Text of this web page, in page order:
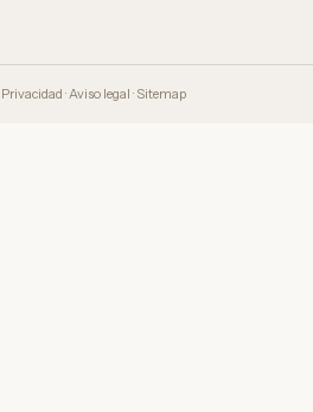
Privacidad · Aviso legal · Sitemap